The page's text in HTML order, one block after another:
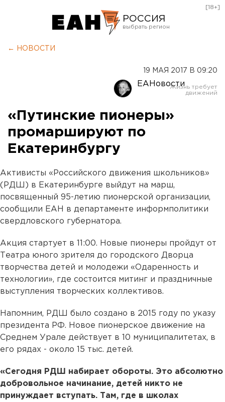
РОССИЯ
Оренбург
[18+]
← НОВОСТИ
19 МАЯ 2017 В 09:20
ЕАНовости
«Путинские пионеры»
промаршируют по
Екатеринбургу
Активисты «Российского движения школьников»
(РДШ) в Екатеринбурге выйдут на марш,
посвященный 95-летию пионерской организации,
сообщили ЕАН в департаменте информполитики
свердловского губернатора.
Акция стартует в 11:00. Новые пионеры пройдут от
Театра юного зрителя до городского Дворца
творчества детей и молодежи «Одаренность и
технологии», где состоится митинг и праздничные
выступления творческих коллективов.
Напомним, РДШ было создано в 2015 году по указу
президента РФ. Новое пионерское движение на
Среднем Урале действует в 10 муниципалитетах, в
его рядах - около 15 тыс. детей.
«Сегодня РДШ набирает обороты. Это абсолютно
добровольное начинание, детей никто не
принуждает вступать. Там, где в школах